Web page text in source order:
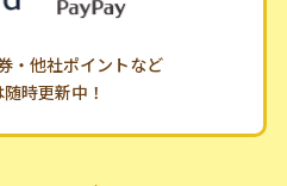
・他社ポイントなど
時更新中！